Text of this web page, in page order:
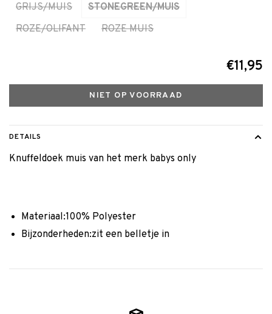
GRIJS/MUIS
STONEGREEN/MUIS
ROZE/OLIFANT
ROZE MUIS
€11,95
NIET OP VOORRAAD
DETAILS
Knuffeldoek muis van het merk babys only
Materiaal:100% Polyester
Bijzonderheden:zit een belletje in